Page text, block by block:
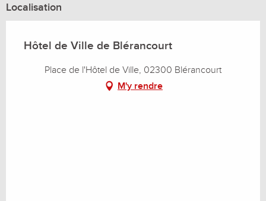
Localisation
Hôtel de Ville de Blérancourt
Place de l'Hôtel de Ville, 02300 Blérancourt
M'y rendre